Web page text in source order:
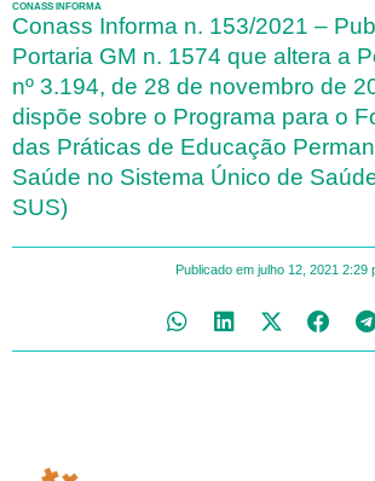
CONASS INFORMA
Conass Informa n. 153/2021 –
Portaria GM n. 1574 que altera a
nº 3.194, de 28 de novembro de
dispõe sobre o Programa para o
das Práticas de Educação
Saúde no Sistema Único de
SUS)
Publicado em julho 12, 2021 2:29